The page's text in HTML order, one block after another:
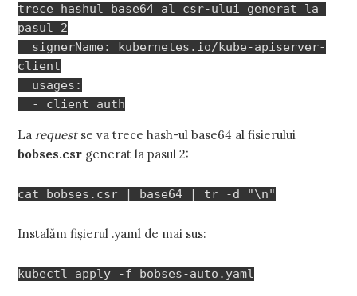
trece hashul base64 al csr-ului generat la
pasul 2
client
  - client auth
Larequestse va trece hash-ul base64 al fisierului
bobses.csr generat la pasul 2:
cat bobses.csr | base64 | tr -d "\n"
Instalăm fișierul .yaml de mai sus:
kubectl apply -f bobses-auto.yaml